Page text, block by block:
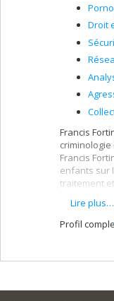
Droit
Francis
criminologie
Francis
enfants sur
traitement
agresseurs
(data
les
Lire plus…
Profil